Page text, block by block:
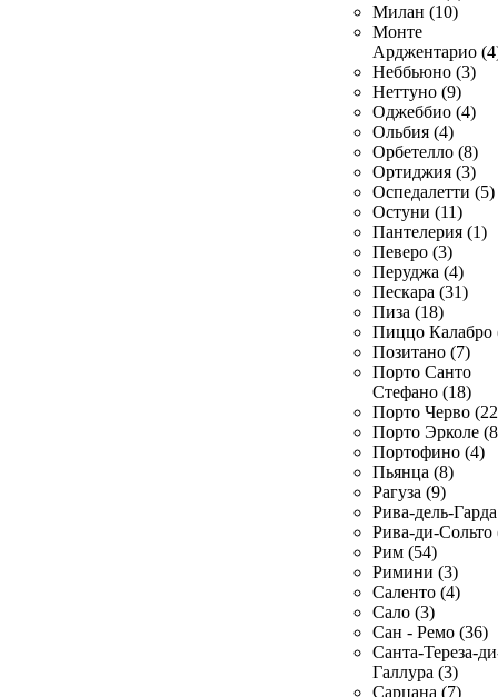
Милан (10)
Монте
Арджентарио
Неббьюно (3)
Неттуно (9)
Оджеббио (4)
Ольбия (4)
Орбетелло (8)
Ортиджия (3)
Оспедалетти (5)
Остуни (11)
Пантелерия (1)
Певеро (3)
Перуджа (4)
Пескара (31)
Пиза (18)
Пиццо Калабро
Позитано (7)
Порто Санто
Стефано (18)
Порто Черво
Порто Эрколе
Портофино (4)
Пьянца (8)
Рагуза (9)
Рива-дель-
Рива-ди-Сольто
Рим (54)
Римини (3)
Саленто (4)
Сало (3)
Сан - Ремо (36)
Санта-Тереза-
Галлура (3)
Сарцана (7)